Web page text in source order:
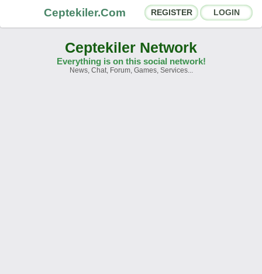
Ceptekiler.Com REGISTER LOGIN
Ceptekiler Network
Everything is on this social network!
News, Chat, Forum, Games, Services...